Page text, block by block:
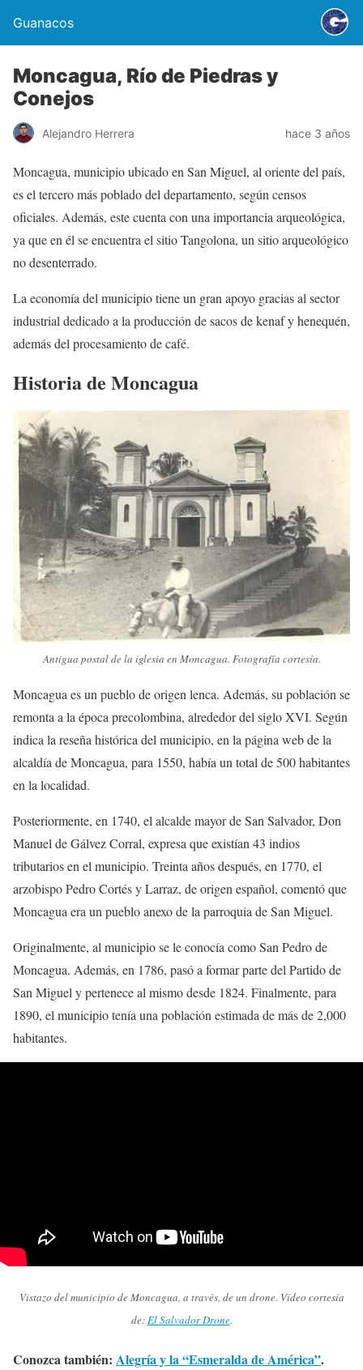
Guanacos
Moncagua, Río de Piedras y
Conejos
Alejandro Herrera hace 3 años
Moncagua, municipio ubicado en San Miguel, al oriente del país,
es el tercero más poblado del departamento, según censos
oficiales. Además, este cuenta con una importancia arqueológica,
ya que en él se encuentra el sitio Tangolona, un sitio arqueológico
no desenterrado.
La economía del municipio tiene un gran apoyo gracias al sector
industrial dedicado a la producción de sacos de kenaf y henequén,
además del procesamiento de café.
Historia de Moncagua
Antigua postal de la iglesia en Moncagua. Fotografía cortesía.
Moncagua es un pueblo de origen lenca. Además, su población se
remonta a la época precolombina, alrededor del siglo XVI. Según
indica la reseña histórica del municipio, en la página web de la
alcaldía de Moncagua, para 1550, había un total de 500 habitantes
en la localidad.
Posteriormente, en 1740, el alcalde mayor de San Salvador, Don
Manuel de Gálvez Corral, expresa que existían 43 indios
tributarios en el municipio. Treinta años después, en 1770, el
arzobispo Pedro Cortés y Larraz, de origen español, comentó que
Moncagua era un pueblo anexo de la parroquia de San Miguel.
Originalmente, al municipio se le conocía como San Pedro de
Moncagua. Además, en 1786, pasó a formar parte del Partido de
San Miguel y pertenece al mismo desde 1824. Finalmente, para
1890, el municipio tenía una población estimada de más de 2,000
habitantes.
Vistazo del municipio de Moncagua, a través, de un drone. Vídeo cortesía
de:El Salvador Drone.
Conozca también: Alegría y la “Esmeralda de América”.